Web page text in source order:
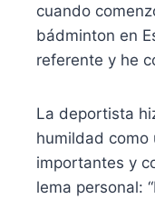
cuando
bádminton en
referente y he
La deportista
humildad como
importantes y
lema personal: